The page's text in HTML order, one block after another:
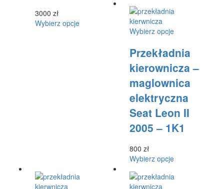
3000 zł
Wybierz opcjeTen
ma
wariantów.
można
na
stronie
Wybierz opcjeTen
ma
wariantów.
Opcje
wybrać
na
produktu
Przekładnia
kierownicza –
maglownica
elektryczna
Seat Leon II
2005 – 1K1
800 zł
Wybierz opcjeTen
ma